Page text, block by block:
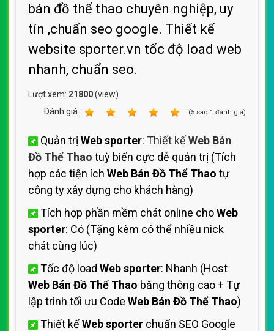
bán đồ thể thao chuyên nghiệp, uy
tín ,chuẩn seo google. Thiết kế
website sporter.vn tốc độ load web
nhanh, chuẩn seo.
Lượt xem: 21800(view)
Ðánh giá:
(5 sao 1 đánh giá)
Quản trị Web sporter: Thiết kếWeb Bán
Đồ Thể Thao tuỳ biến cực dễ quản trị (Tích
hợp các tiện ích Web Bán Đồ Thể Thao tự
công ty xây dựng cho khách hàng)
Tích hợp phần mềm chát online choWeb
sporter: Có (Tặng kèm có thể nhiều nick
chát cùng lúc)
Tốc độ load Web sporter: Nhanh (Host
Web Bán Đồ Thể Thao băng thông cao + Tự
lập trình tối ưu Code Web Bán Đồ Thể Thao)
Thiết kếWeb sporter chuẩn SEO Google